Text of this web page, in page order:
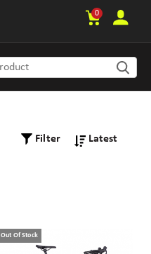
0
Filter
Out Of Stock